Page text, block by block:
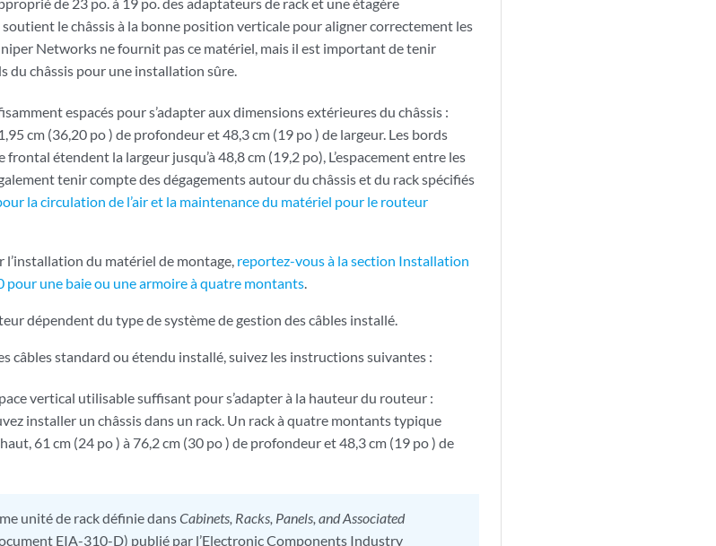
le châssis à la bonne position verticale pour aligner correctement les
Networks ne fournit pas ce matériel, mais il est important de tenir
du châssis pour une installation sûre.
espacés pour s’adapter aux dimensions extérieures du châssis :
cm (36,20 po ) de profondeur et 48,3 cm (19 po ) de largeur. Les bords
étendent la largeur jusqu’à 48,8 cm (19,2 po), L’espacement entre les
tenir compte des dégagements autour du châssis et du rack spécifiés
la circulation de l’air et la maintenance du matériel pour le routeur
du matériel de montage, reportez-vous à la section Installation
une baie ou une armoire à quatre montants.
dépendent du type de système de gestion des câbles installé.
câbles standard ou étendu installé, suivez les instructions suivantes :
vertical utilisable suffisant pour s’adapter à la hauteur du routeur :
installer un châssis dans un rack. Un rack à quatre montants typique
61 cm (24 po ) à 76,2 cm (30 po ) de profondeur et 48,3 cm (19 po ) de
unité de rack définie dansCabinets, Racks, Panels, and Associated
EIA-310-D) publié par l’Electronic Components Industry